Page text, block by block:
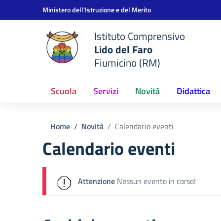
Vai ai contenuti
Vai al menu di navigazioneMinistero dell'Istruzione e del Merito
Istituto Comprensivo
Lido del Faro
Fiumicino (RM)
Scuola Servizi Novità Didattica
Home Novità Calendario eventi
Calendario eventi
Attenzione Nessun evento in corso!